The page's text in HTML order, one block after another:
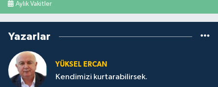
Aylık Vakitler
Yazarlar
YÜKSEL ERCAN
Kendimizi kurtarabilirsek.